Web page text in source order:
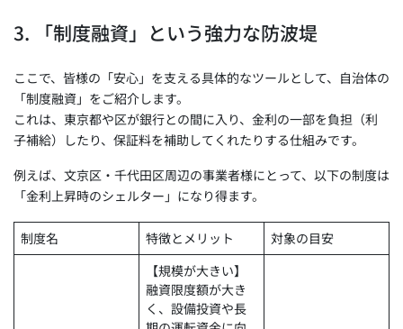
3. 「制度融資」という強力な防波堤
ここで、皆様の「安心」を支える具体的なツールとして、自治体の
「制度融資」をご紹介します。
これは、東京都や区が銀行との間に入り、金利の一部を負担（利
子補給）したり、保証料を補助してくれたりする仕組みです。
例えば、文京区・千代田区周辺の事業者様にとって、以下の制度は
「金利上昇時のシェルター」になり得ます。
制度名 特徴とメリット 対象の目安
【規模が大きい】
融資限度額が大き
く、設備投資や長